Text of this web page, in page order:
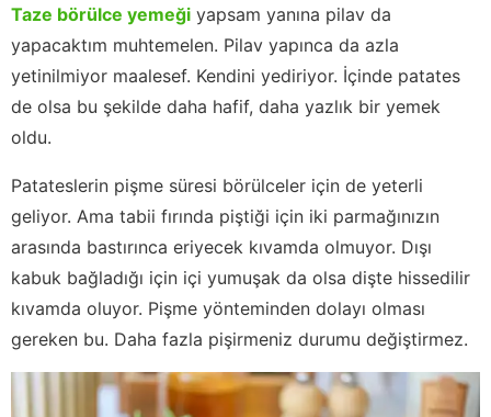
Taze börülce yemeği yapsam yanına pilav da
yapacaktım muhtemelen. Pilav yapınca da azla
yetinilmiyor maalesef. Kendini yediriyor. İçinde patates
de olsa bu şekilde daha hafif, daha yazlık bir yemek
oldu.
Patateslerin pişme süresi börülceler için de yeterli
geliyor. Ama tabii fırında piştiği için iki parmağınızın
arasında bastırınca eriyecek kıvamda olmuyor. Dışı
kabuk bağladığı için içi yumuşak da olsa dişte hissedilir
kıvamda oluyor. Pişme yönteminden dolayı olması
gereken bu. Daha fazla pişirmeniz durumu değiştirmez.